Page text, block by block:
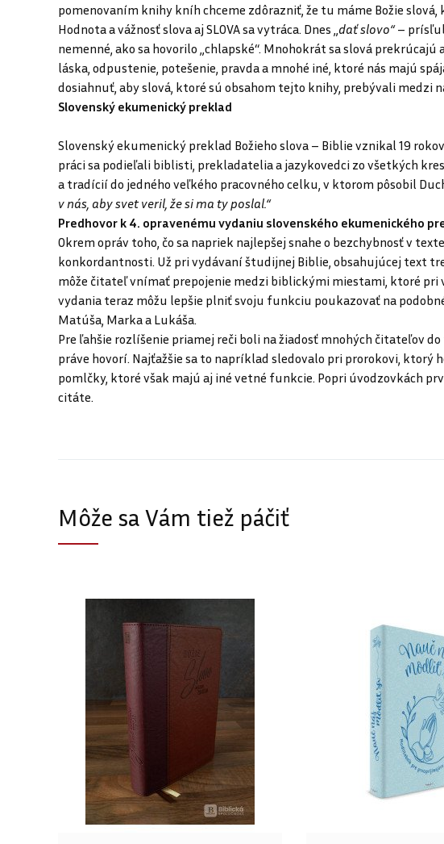
pomenovaním knihy kníh chceme zdôrazniť, že tu máme Božie
Hodnota a vážnosť slova aj SLOVA sa vytráca. Dnes „dať slovo“–
nemenné, ako sa hovorilo „chlapské“. Mnohokrát sa slová
láska, odpustenie, potešenie, pravda a mnohé iné, ktoré nás majú
dosiahnuť, aby slová, ktoré sú obsahom tejto knihy, prebývali medzi
Slovenský ekumenický preklad
Slovenský ekumenický preklad Božieho slova – Biblie vznikal 19
práci sa podieľali biblisti, prekladatelia a jazykovedci zo všetkých
a tradícií do jedného veľkého pracovného celku, v ktorom pôsobil
v nás, aby svet veril, že si ma ty poslal.“
Predhovor k 4. opravenému vydaniu slovenského ekumenického
Okrem opráv toho, čo sa napriek najlepšej snahe o bezchybnosť v
konkordantnosti. Už pri vydávaní študijnej Biblie, obsahujúcej text
môže čitateľ vnímať prepojenie medzi biblickými miestami, ktoré pri
vydania teraz môžu lepšie plniť svoju funkciu poukazovať na
Matúša, Marka a Lukáša.
Pre ľahšie rozlíšenie priamej reči boli na žiadosť mnohých čitateľov
práve hovorí. Najťažšie sa to napríklad sledovalo pri prorokovi, ktorý
pomlčky, ktoré však majú aj iné vetné funkcie. Popri úvodzovkách
citáte.
Môže sa Vám tiež páčiť